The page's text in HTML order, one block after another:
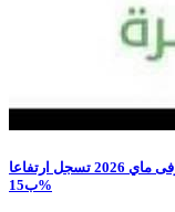
الاستثمارات الفلاحية الخاصة المصادق عليها الى موفى ماي 2026 تسجل ارتفاعا
ب15%